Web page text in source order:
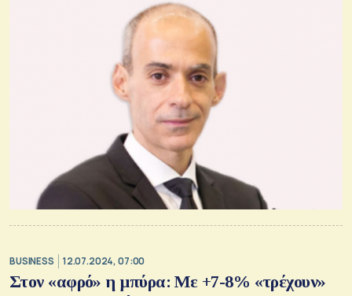
BUSINESS 12.07.2024, 07:00
Στον «αφρό» η μπύρα: Με +7-8% «τρέχουν»